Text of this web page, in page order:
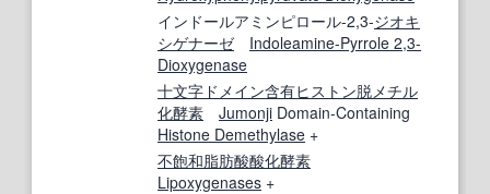
インドールアミンピロール-2,3-ジオキ
シゲナーゼ
Indoleamine-Pyrrole 2,3-
Dioxygenase
十文字 ドメイン含有ヒストン脱メチル
化酵素 Jumonji Domain-Containing
Histone Demethylase +
不飽和脂肪酸酸化酵素
Lipoxygenases +